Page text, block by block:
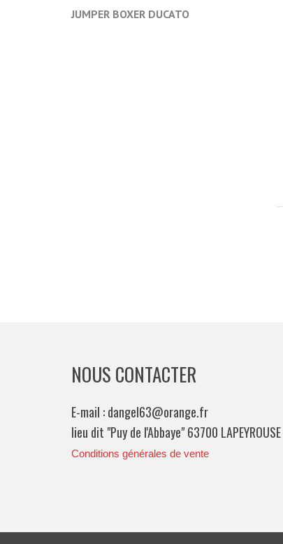
JUMPER BOXER DUCATO
NOUS CONTACTER
E-mail : dangel63@orange.fr
lieu dit "Puy de l'Abbaye" 63700 LAPEYROUSE
Conditions générales de vente